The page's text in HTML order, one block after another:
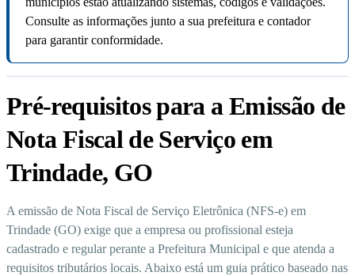
Consulte as informações junto a sua prefeitura e contador
para garantir conformidade.
Pré-requisitos para a Emissão de
Nota Fiscal de Serviço em
Trindade, GO
A emissão de Nota Fiscal de Serviço Eletrônica (NFS-e) em
Trindade (GO) exige que a empresa ou profissional esteja
cadastrado e regular perante a Prefeitura Municipal e que atenda a
requisitos tributários locais. Abaixo está um guia prático baseado nas